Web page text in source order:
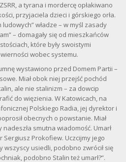
a tyrana i mordercę opłakiwano
przyjaciela dzieci i górskiego orła.
ludowych” władze – w myśl zasady
– domagały się od mieszkańców
które były swoistymi
wobec systemu.
wystawiono przed Domem Partii –
Miał obok niej przejść pochód
ale nie stalinizm – za dowcip
do więzienia. W Katowicach, na
Polskiego Radia, jej dyrektor i
obecnych o powstanie. Miał
smutna wiadomość. Umarł
Prokofiew. Uczcijmy jego
wszyscy usiedli, podobno zwrócił się
podobno Stalin też umarł?”.